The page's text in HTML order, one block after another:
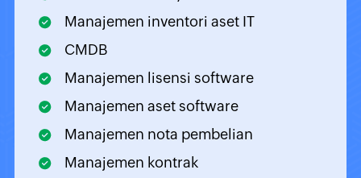
Manajemen inventori aset IT
CMDB
Manajemen lisensi software
Manajemen aset software
Manajemen nota pembelian
Manajemen kontrak